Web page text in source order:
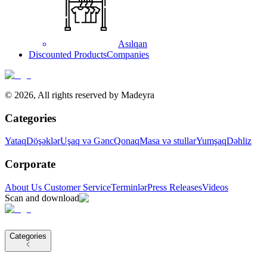
Asılqan
Discounted ProductsCompanies
© 2026, All rights reserved by Madeyra
Categories
YataqDöşəklərUşaq və GəncQonaqMasa və stullarYumşaqDəhliz
Corporate
About Us Customer ServiceTerminlərPress ReleasesVideos
Scan and download
Categories